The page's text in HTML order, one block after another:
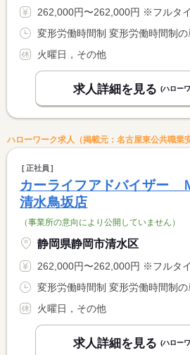
262,000円〜262,000円 ※フルタイム求人の場合は月額（換算額）、パー
火曜日，その他
求人詳細を見る (ハロー
ハローワーク求人（掲載元：名古屋東公共職業
正社員
カーライフアドバイザー
清水鳥坂店
（事業所の意向により公開していません）
静岡県静岡市清水区
262,000円〜262,000円 ※フルタイム求人の場合は月額（換算額）、パー
火曜日，その他
求人詳細を見る (ハロー